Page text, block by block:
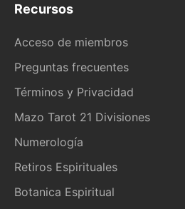
Recursos
Acceso de miembros
Preguntas frecuentes
Términos y Privacidad
Mazo Tarot 21 Divisiones
Numerología
Retiros Espirituales
Botanica Espiritual